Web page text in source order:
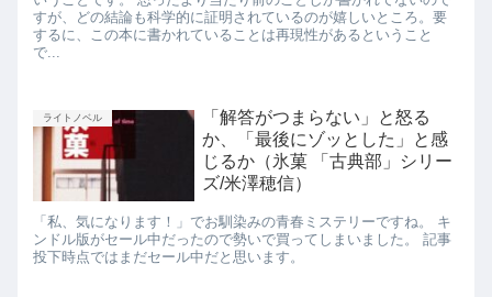
すが、どの結論も科学的に証明されているのが嬉しいところ。要
するに、この本に書かれていることは再現性があるということ
で...
ライトノベル
「解答がつまらない」と怒る
か、「最後にゾッとした」と感
じるか（氷菓 「古典部」シリー
ズ/米澤穂信）
「私、気になります！」でお馴染みの青春ミステリーですね。 キ
ンドル版がセール中だったので勢いで買ってしまいました。 記事
投下時点ではまだセール中だと思います。